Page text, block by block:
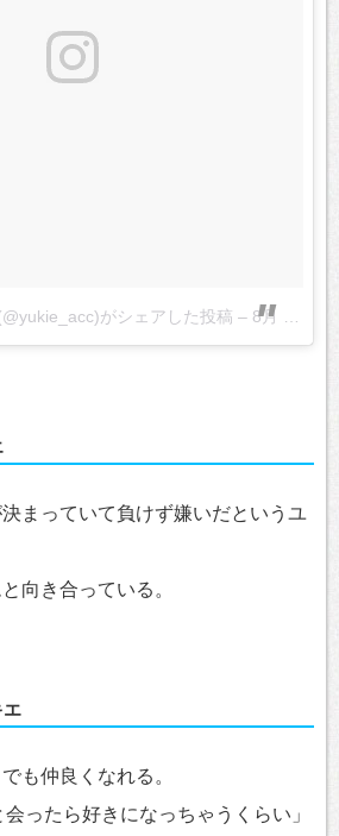
がシェアした投稿 – 8月 26, 2017 at 8:59午後 PDT
まっていて負けず嫌いだというユ
向き合っている。
エ
も仲良くなれる。
ったら好きになっちゃうくらい」